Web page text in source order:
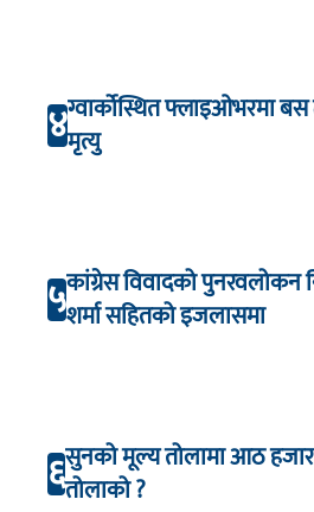
४ग्वार्कोस्थित फ्लाइओभरमा
मृत्यु
५कांग्रेस विवादको पुनरवलोकन
शर्मा सहितको इजलासमा
६सुनको मूल्य तोलामा आठ
तोलाको ?